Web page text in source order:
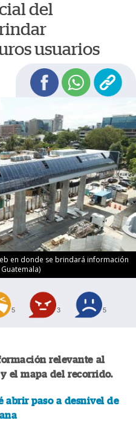
del
usuarios
en donde se brindará información
5 3 5
relevante al
el mapa del recorrido.
abrir paso a desnivel de